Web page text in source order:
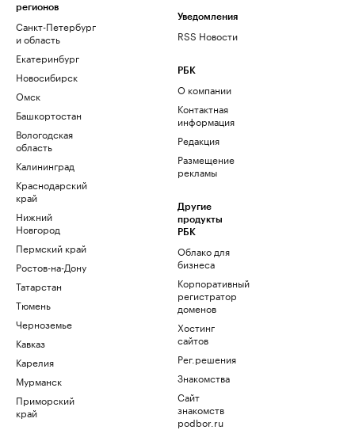
регионов
Санкт-Петербург
и область
Екатеринбург
Новосибирск
Омск
Башкортостан
Вологодская
область
Калининград
Краснодарский
край
Нижний
Новгород
Пермский край
Ростов-на-Дону
Татарстан
Тюмень
Черноземье
Кавказ
Карелия
Мурманск
Приморский
край
Уведомления
RSS Новости
РБК
О компании
Контактная
информация
Редакция
Размещение
рекламы
Другие
продукты
РБК
Облако для
бизнеса
Корпоративный
регистратор
доменов
Хостинг
сайтов
Рег.решения
Знакомства
Сайт
знакомств
podbor.ru